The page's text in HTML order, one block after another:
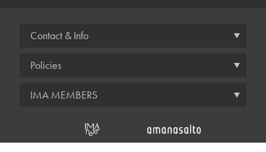
Contact & Info
Policies
IMA MEMBERS